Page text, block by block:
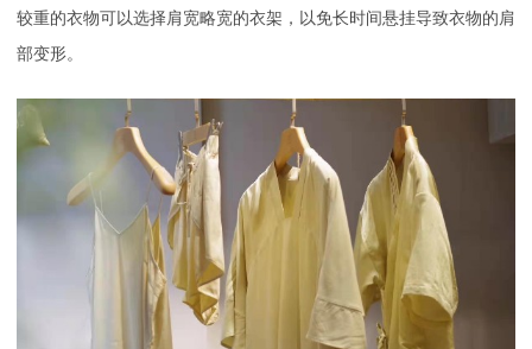
较重的衣物可以选择肩宽略宽的衣架，以免长时间悬挂导致衣物的肩
部变形。